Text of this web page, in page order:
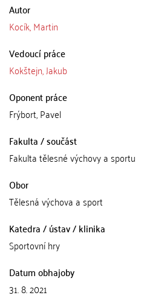
Autor
Kocík, Martin
Vedoucí práce
Kokštejn, Jakub
Oponent práce
Frýbort, Pavel
Fakulta / součást
Fakulta tělesné výchovy a sportu
Obor
Tělesná výchova a sport
Katedra / ústav / klinika
Sportovní hry
Datum obhajoby
31. 8. 2021